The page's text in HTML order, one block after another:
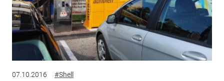
07.10.2016 #Shell